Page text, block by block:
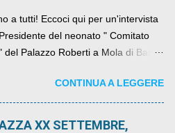
a tutti! Eccoci qui per un'intervista
del neonato " Comitato
del Palazzo Roberti a Mola di Bari ,
signor?....CONTINUA A LEGGERE
XX SETTEMBRE,